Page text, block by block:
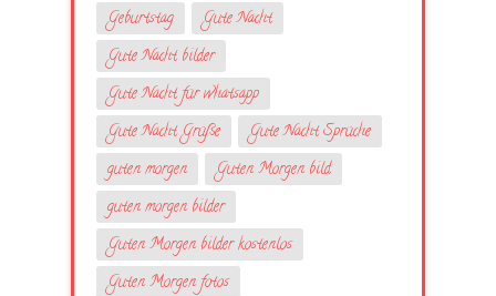
Geburtstag
Gute Nacht
Gute Nacht bilder
Gute Nacht für whatsapp
Gute Nacht Grüße
Gute Nacht Sprüche
guten morgen
Guten Morgen bild
guten morgen bilder
Guten Morgen bilder kostenlos
Guten Morgen fotos